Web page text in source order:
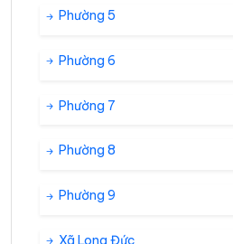
Phường 5
Phường 6
Phường 7
Phường 8
Phường 9
Xã Long Đức